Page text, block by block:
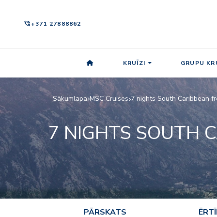
phone_in_talk+371 27888862
KRUĪZI GRUPU
Sākumlapa MSC Cruises 7 nights South Caribbean
7 NIGHTS SOUTH
PĀRSKATS